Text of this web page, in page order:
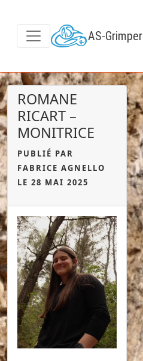
AS-Grimper
ROMANE
RICART –
MONITRICE
PUBLIÉ PAR
FABRICE AGNELLO
LE 28 MAI 2025